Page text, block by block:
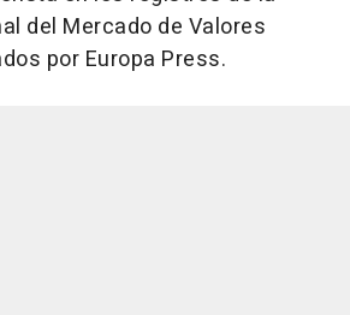
del Mercado de Valores
por Europa Press.